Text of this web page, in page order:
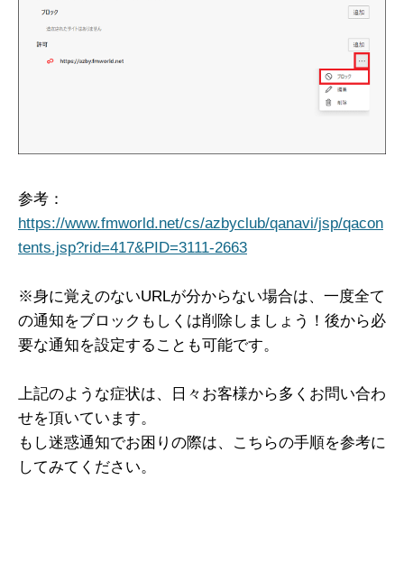
参考：
https://www.fmworld.net/cs/azbyclub/qanavi/jsp/qacon
tents.jsp?rid=417&PID=3111-2663
※身に覚えのないURLが分からない場合は、一度全て
の通知をブロックもしくは削除しましょう！後から必
要な通知を設定することも可能です。
上記のような症状は、日々お客様から多くお問い合わ
せを頂いています。
もし迷惑通知でお困りの際は、こちらの手順を参考に
してみてください。